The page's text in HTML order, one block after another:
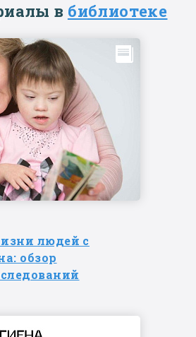
в библиотеке
людей с
обзор